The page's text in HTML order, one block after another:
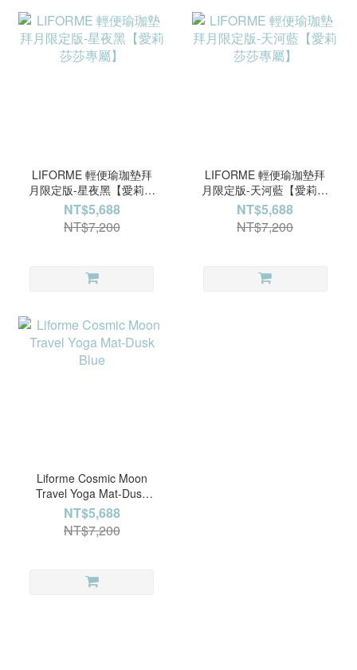
LIFORME 輕便瑜珈墊拜
月限定版-星夜黑【愛莉莎
莎專屬】
NT$5,688
NT$7,200
LIFORME 輕便瑜珈墊拜
月限定版-天河藍【愛莉莎
莎專屬】
NT$5,688
NT$7,200
Liforme Cosmic Moon
Travel Yoga Mat-Dusk
Blue
NT$5,688
NT$7,200